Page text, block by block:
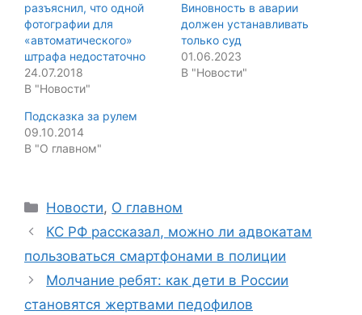
разъяснил, что одной
фотографии для
«автоматического»
штрафа недостаточно
24.07.2018
В "Новости"
Виновность в аварии
должен устанавливать
только суд
01.06.2023
В "Новости"
Подсказка за рулем
09.10.2014
В "О главном"
Categories
Новости, О главном
КС РФ рассказал, можно ли адвокатам
пользоваться смартфонами в полиции
Молчание ребят: как дети в России
становятся жертвами педофилов